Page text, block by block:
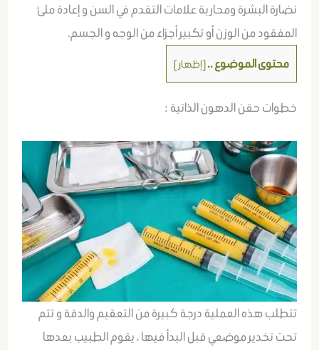
نضارة البشرة ومحاربة علامات التقدم في السن و إعادة ملئ
المفقود من الوزن أو تكبير أجزاء من الوجه و الجسم.
محتوى الموضوع ..[إظهار]
خطوات حقن الدهون الذاتية :
تتطلب هذه العملية درجة كبيرة من التعقيم والدقة و تتم
تحت تخدير موضعي قبل البدأ فيها ، يقوم الطبيب بعدها